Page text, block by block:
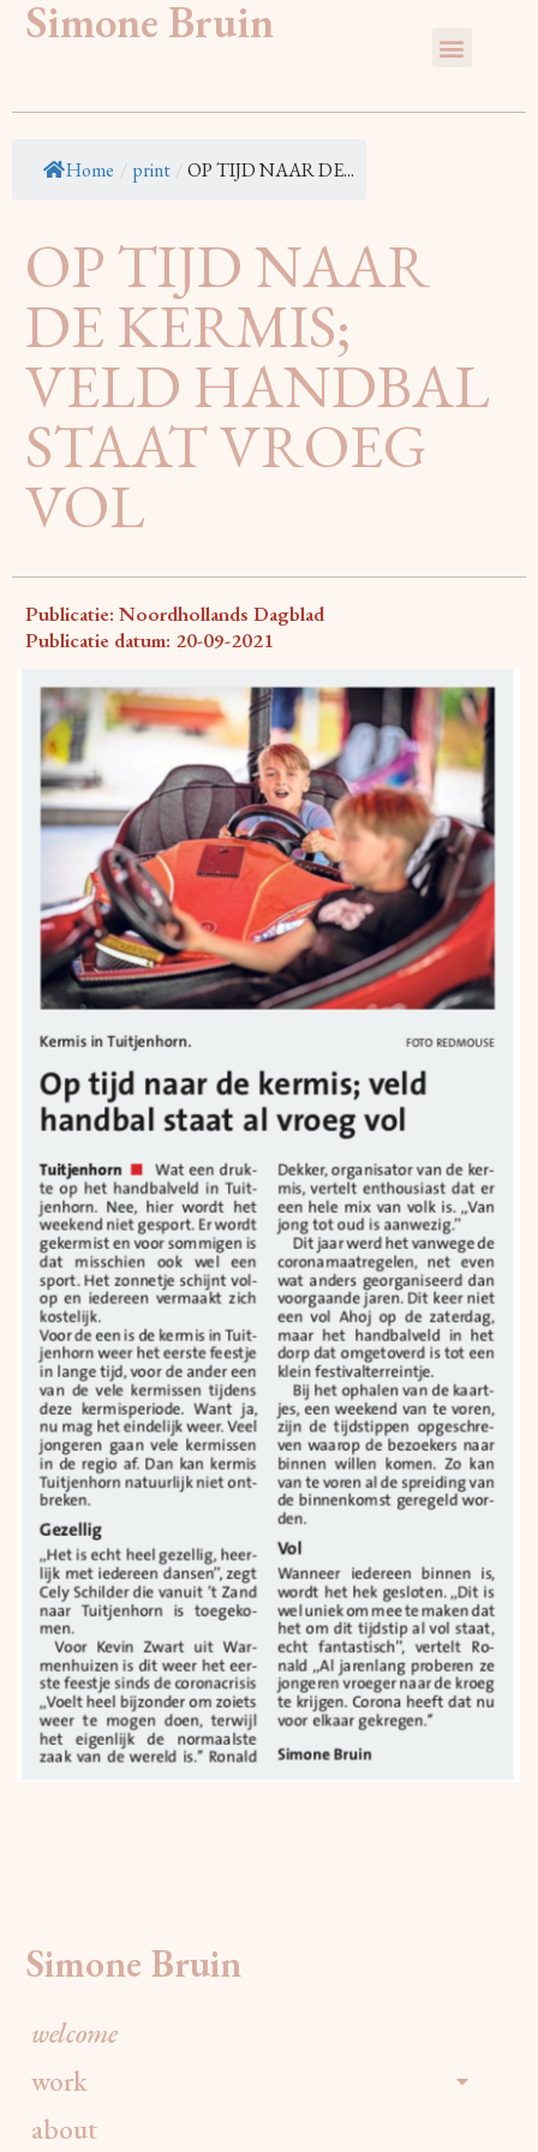
Simone Bruin
Home / print /OP TIJD NAAR DE...
OP TIJD NAAR
DE KERMIS;
VELD HANDBAL
STAAT VROEG
VOL
Publicatie: Noordhollands Dagblad
Publicatie datum: 20-09-2021
Simone Bruin
welcome
work
about